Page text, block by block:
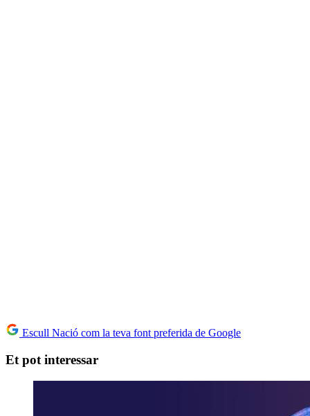
Escull Nació com la teva font preferida de Google
Et pot interessar